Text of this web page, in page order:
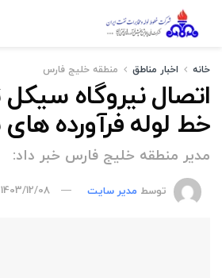
خانه اخبار مناطق منطقه خليج فارس
اتصال نیروگاه سیکل
خط لوله فرآورده
مدیر منطقه خلیج فارس خبر داد:
توسط مدیر سایت 1403/12/08 19:39